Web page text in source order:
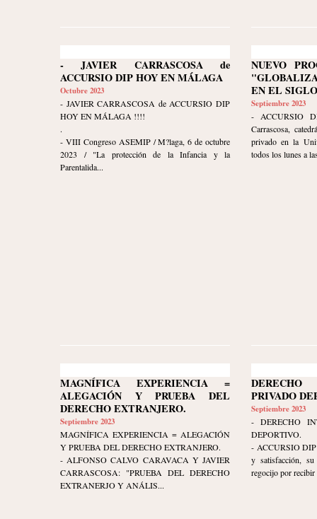
- JAVIER CARRASCOSA de
ACCURSIO DIP HOY EN MÁLAGA
Octubre 2023
- JAVIER CARRASCOSA de ACCURSIO DIP
HOY EN MÁLAGA !!!!
.
- VIII Congreso ASEMIP / M?laga, 6 de octubre
2023 / "La protección de la Infancia y la
Parentalida...
NUEVO
EN EL
Septiembre 2023
- ACCURSIO
Carrascosa,
privado en la
todos los lunes a
MAGNÍFICA EXPERIENCIA =
ALEGACIÓN Y PRUEBA DEL
DERECHO EXTRANJERO.
Septiembre 2023
MAGNÍFICA EXPERIENCIA = ALEGACIÓN
Y PRUEBA DEL DERECHO EXTRANJERO.
- ALFONSO CALVO CARAVACA Y JAVIER
CARRASCOSA: "PRUEBA DEL DERECHO
EXTRANERJO Y ANÁLIS...
PRIVADO
Septiembre 2023
- DERECHO
DEPORTIVO.
- ACCURSIO DIP
y satisfacción,
regocijo por recibir